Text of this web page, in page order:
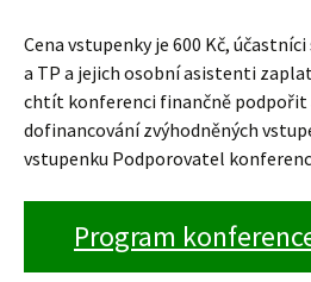
Cena vstupenky je 600 Kč,
a TP a jejich osobní asistenti
chtít konferenci finančně podpořit
dofinancování zvýhodněných
vstupenku Podporovatel
Program